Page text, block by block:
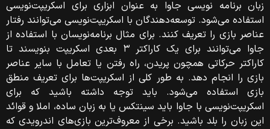
زبان برنامه نویسی جاوا به عنوان ابزاری برای اسکریپت‌نویسی
استفاده می‌شود. توسعه‌دهندگان با اسکریپت‌نویسی می‌توانند رفتار
عناصر بازی را تعریف کنند. برای مثال برنامه‌نویسان با استفاده از
جاوا می‌توانند برای یک کاراکتر ۳ بعدی اسکریپت بنویسند تا
کاراکتر حرکاتی همچون پریدن‌، راه رفتن یا تعامل با سایر عناصر
بازی را انجام دهد. به طور کلی از اسکریپت‌ها برای تعریف منطق
بازی استفاده می‌شود. باید توجه داشته باشید که برای
اسکریپت‌نویسی با جاوا باید سینتکس یا به زبان ساده، املا و قوائد
این زبان را بلد باشید. برخی از معروف‌ترین بازی‌های اندرویدی که